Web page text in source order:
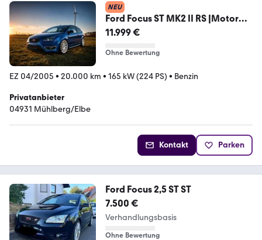
NEU
Ford Focus ST MK2 II RS |Motor
Neu| Vollau...
11.999 €
Ohne Bewertung
EZ 04/2005 • 20.000 km • 165 kW (224 PS) • Benzin
Privatanbieter
04931 Mühlberg/Elbe
Kontakt Parken
Ford Focus 2,5 ST ST
7.500 €
Verhandlungsbasis
Ohne Bewertung